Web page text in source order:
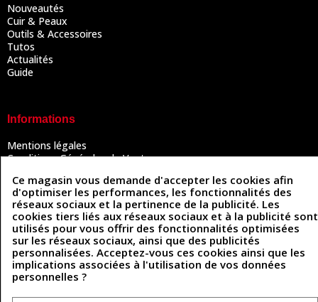
Nouveautés
Cuir & Peaux
Outils & Accessoires
Tutos
Actualités
Guide
Informations
Mentions légales
Conditions Générales de Vente
Politique des cookies
Contactez-nous
Coordonnées
493 Chemin de Catougnac
81300 Graulhet
Ce magasin vous demande d'accepter les cookies afin
d'optimiser les performances, les fonctionnalités des
réseaux sociaux et la pertinence de la publicité. Les
cookies tiers liés aux réseaux sociaux et à la publicité sont
utilisés pour vous offrir des fonctionnalités optimisées
sur les réseaux sociaux, ainsi que des publicités
personnalisées. Acceptez-vous ces cookies ainsi que les
implications associées à l'utilisation de vos données
personnelles ?